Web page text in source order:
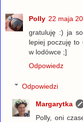
Polly 22 maja
gratuluję :) ja
lepiej poczuję to
w lodówce ;]
Odpowiedz
Odpowiedzi
Margarytka
Polly, oni